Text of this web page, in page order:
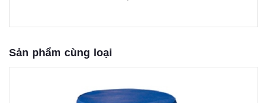
Sản phẩm cùng loại